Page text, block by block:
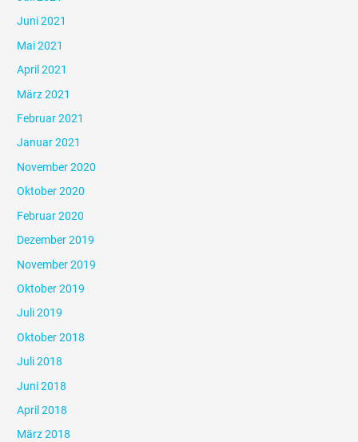
Juni 2021
Mai 2021
April 2021
März 2021
Februar 2021
Januar 2021
November 2020
Oktober 2020
Februar 2020
Dezember 2019
November 2019
Oktober 2019
Juli 2019
Oktober 2018
Juli 2018
Juni 2018
April 2018
März 2018